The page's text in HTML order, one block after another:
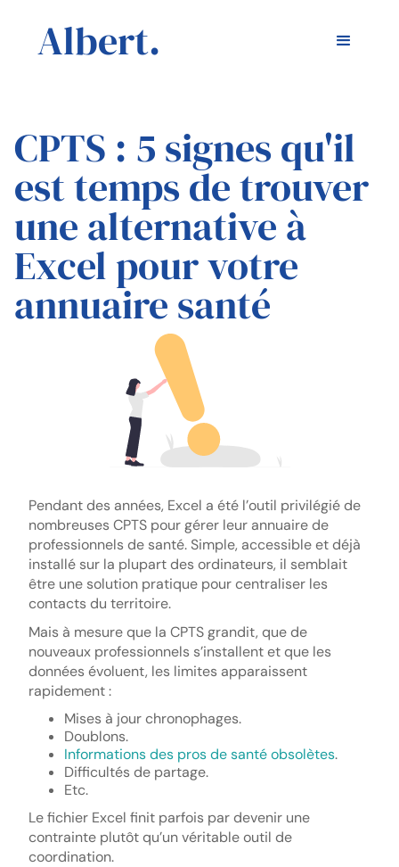
Albert.
CPTS : 5 signes qu'il
est temps de trouver
une alternative à
Excel pour votre
annuaire santé
Pendant des années, Excel a été l’outil privilégié de
nombreuses CPTS pour gérer leur annuaire de
professionnels de santé. Simple, accessible et déjà
installé sur la plupart des ordinateurs, il semblait
être une solution pratique pour centraliser les
contacts du territoire.
Mais à mesure que la CPTS grandit, que de
nouveaux professionnels s’installent et que les
données évoluent, les limites apparaissent
rapidement :
Mises à jour chronophages.
Doublons.
Informations des pros de santé obsolètes.
Difficultés de partage.
Etc.
Le fichier Excel finit parfois par devenir une
contrainte plutôt qu’un véritable outil de
coordination.